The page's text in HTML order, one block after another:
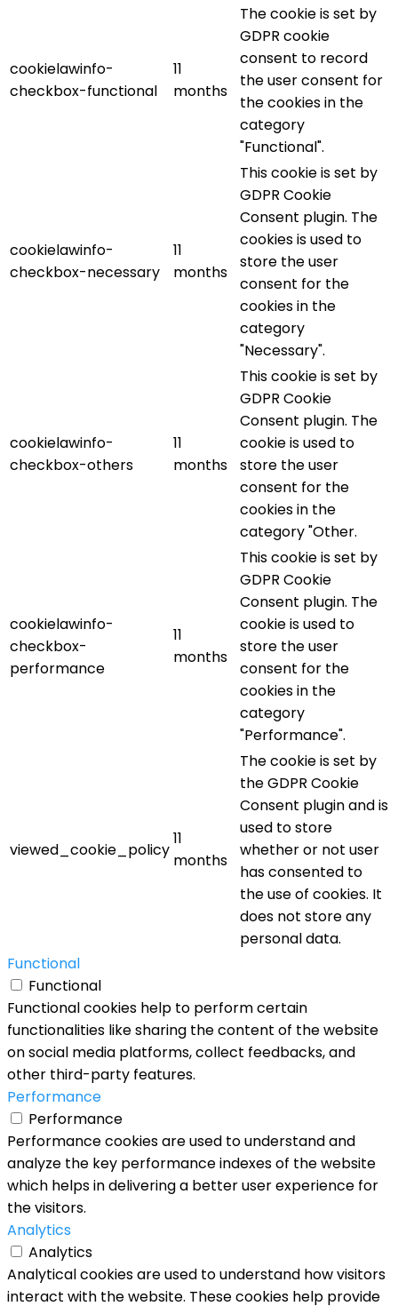
cookielawinfo-
checkbox-functional
11
months
The cookie is set by
GDPR cookie
consent to record
the user consent for
the cookies in the
category
"Functional".
cookielawinfo-
checkbox-necessary
11
months
This cookie is set by
GDPR Cookie
Consent plugin. The
cookies is used to
store the user
consent for the
cookies in the
category
"Necessary".
cookielawinfo-
checkbox-others
11
months
This cookie is set by
GDPR Cookie
Consent plugin. The
cookie is used to
store the user
consent for the
cookies in the
category "Other.
cookielawinfo-
checkbox-
performance
11
months
This cookie is set by
GDPR Cookie
Consent plugin. The
cookie is used to
store the user
consent for the
cookies in the
category
"Performance".
viewed_cookie_policy
11
months
The cookie is set by
the GDPR Cookie
Consent plugin and is
used to store
whether or not user
has consented to
the use of cookies. It
does not store any
personal data.
Functional
Functional
Functional cookies help to perform certain
functionalities like sharing the content of the website
on social media platforms, collect feedbacks, and
other third-party features.
Performance
Performance
Performance cookies are used to understand and
analyze the key performance indexes of the website
which helps in delivering a better user experience for
the visitors.
Analytics
Analytics
Analytical cookies are used to understand how visitors
interact with the website. These cookies help provide